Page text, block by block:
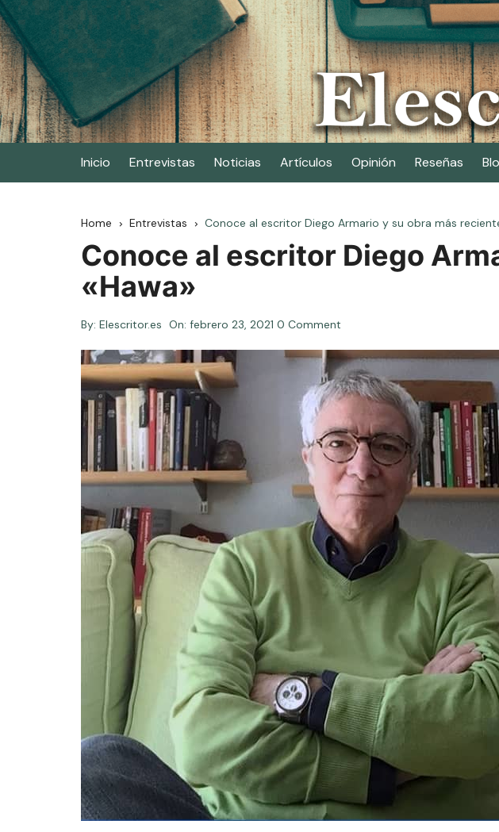
Skip
to
content
Elescritor.es
El periódico digital de los escritores
Inicio Entrevistas Noticias Artículos Opinión Reseñas
Home Entrevistas Conoce al escritor Diego Armario y su obra más
Conoce al escritor Diego
«Hawa»
By: Elescritor.es On: febrero 23, 2021 0 Comment